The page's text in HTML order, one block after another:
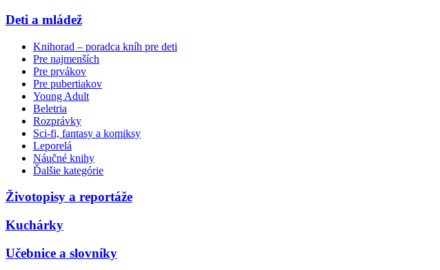
Deti a mládež
Knihorad – poradca kníh pre deti
Pre najmenších
Pre prvákov
Pre pubertiakov
Young Adult
Beletria
Rozprávky
Sci-fi, fantasy a komiksy
Leporelá
Náučné knihy
Ďalšie kategórie
Životopisy a reportáže
Kuchárky
Učebnice a slovníky